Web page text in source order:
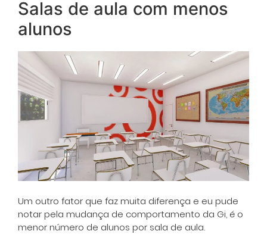
Salas de aula com menos
alunos
Um outro fator que faz muita diferença e eu pude
notar pela mudança de comportamento da Gi, é o
menor número de alunos por sala de aula.